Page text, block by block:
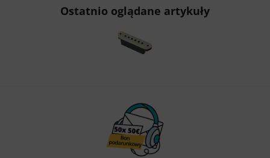
Ostatnio oglądane artykuły